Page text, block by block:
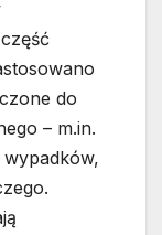
do
– m.in.